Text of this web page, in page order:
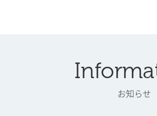
お知らせ